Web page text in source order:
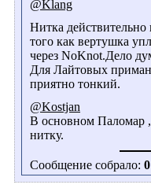
@Klang
Нитка действительно
того как вертушка
через NoKnot.Дело
Для Лайтовых
приятно тонкий.
@Kostjan
В основном Паломар
нитку.
Сообщение собрало: 0